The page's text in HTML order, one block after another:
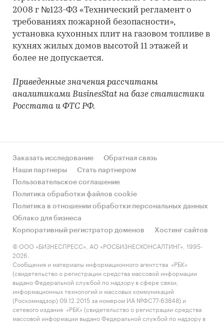
2008 г №123-ФЗ «Технический регламент о
требованиях пожарной безопасности»,
установка кухонных плит на газовом топливе в
кухнях жилых домов высотой 11 этажей и
более не допускается.
Приведенные значения рассчитаны
аналитиками BusinesStat на базе статистики
Росстата и ФТС РФ.
Заказать исследование
Обратная связь
Наши партнеры
Стать партнером
Пользовательское соглашение
Политика обработки файлов cookie
Политика в отношении обработки персональных данных
Облако для бизнеса
Корпоративный регистратор доменов
Хостинг сайтов
© ООО «БИЗНЕСПРЕСС», АО «РОСБИЗНЕСКОНСАЛТИНГ», 1995-
2026.
Сообщения и материалы информационного агентства «РБК»
(свидетельство о регистрации средства массовой информации
выдано Федеральной службой по надзору в сфере связи,
информационных технологий и массовых коммуникаций
(Роскомнадзор) 09.12.2015 за номером ИА №ФС77-63848) и
сетевого издания «РБК» (свидетельство о регистрации средства
массовой информации выдано Федеральной службой по надзору в